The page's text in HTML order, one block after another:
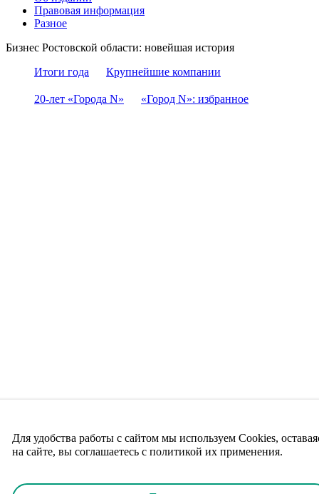
Правовая информация
Разное
Бизнес Ростовской области: новейшая история
Итоги года
Крупнейшие компании
20-лет «Города N» «Город N»: избранное
Для удобства работы с сайтом мы используем Cookies,
на сайте, вы соглашаетесь с политикой их применения.